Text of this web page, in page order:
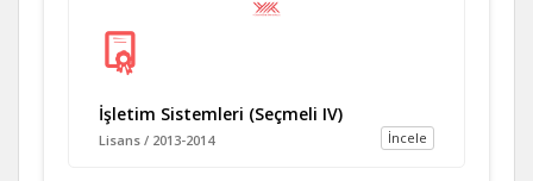
İşletim Sistemleri (Seçmeli IV)
İncele
Lisans / 2013-2014